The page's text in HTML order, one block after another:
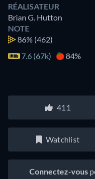
RÉALISATEUR
Brian G. Hutton
NOTE
86% (462)
7.6 (67k)
84%
411
Watchlist
Connectez-vous